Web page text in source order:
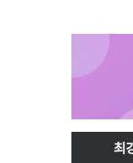
최